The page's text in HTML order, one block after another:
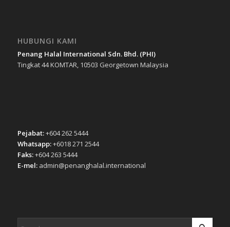
HUBUNGI KAMI
Penang Halal International Sdn. Bhd. (PHI)
Tingkat 44 KOMTAR, 10503 Georgetown Malaysia
Pejabat:+604 262 5444
Whatsapp:+6018 271 2544
Faks:+604 263 5444
E-mel: admin@penanghalal.international